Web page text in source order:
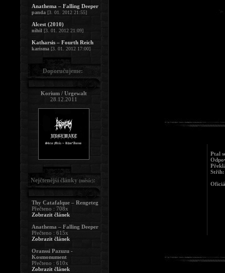
Ptal
Střih:
Anathema – Falling Deeper
panda [3. 01. 2012 21:55]
Alcest (2010)
nihil [3. 01. 2012 21:09]
Katharsis – Fourth Reich
karisma [3. 01. 2012 17:00]
Doporučujeme:
Korium / Urgewalt
28.12.2011
Nejčtenější články (měsíc):
Thy Catafalque – Rengeteg
Přečteno : 708x
Zobrazit článek
Anathema – Falling Deeper
Přečteno : 615x
Zobrazit článek
Oranssi Pazuzu -
Kosmonument
Přečteno : 610x
Zobrazit článek